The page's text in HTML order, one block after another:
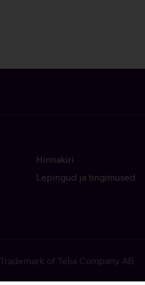
Hinnakiri
Lepingud ja tingimused
of Telia Company AB